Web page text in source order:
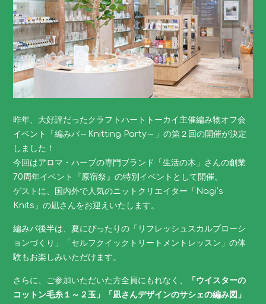
昨年、大好評だったクラフトハートトーカイ主催編み物オフ会
イベント「編みパ～Knitting Party～」の第２回の開催が決定
しました！
今回はアロマ・ハーブの専門ブランド「生活の木」さんの創業
70周年イベント『原宿祭』の特別イベントとして開催。
ゲストに、国内外で人気のニットクリエイター「Nagi’s
Knits」の凪さんをお迎えいたします。
編みパ後半は、夏にぴったりの「リフレッシュスカルプローシ
ョンづくり」「セルフクイックトリートメントレッスン」の体
験もお楽しみいただけます。
さらに、ご参加いただいた方全員にもれなく、
「ウイスターの
コットン毛糸１～２玉」「凪さんデザインのサシェの編み図」